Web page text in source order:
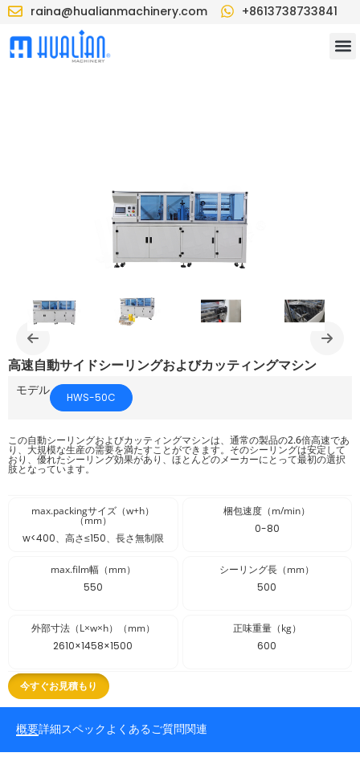
raina@hualianmachinery.com +8613738733841
高速自動サイドシーリングおよびカッティングマシン
モデル HWS-50C
この自動シーリングおよびカッティングマシンは、通常の製品の2.6倍高速であ
り、大規模な生産の需要を満たすことができます。そのシーリングは安定して
おり、優れたシーリング効果があり、ほとんどのメーカーにとって最初の選択
肢となっています。
max.packingサイズ（w+h）
（mm）
w<400、高さ≤150、長さ無制限
梱包速度（m/min）
0-80
max.film幅（mm）
550
シーリング長（mm）
500
外部寸法（L×w×h）（mm）
2610×1458×1500
正味重量（kg）
600
今すぐお見積もり
概要詳細スペックよくあるご質問関連